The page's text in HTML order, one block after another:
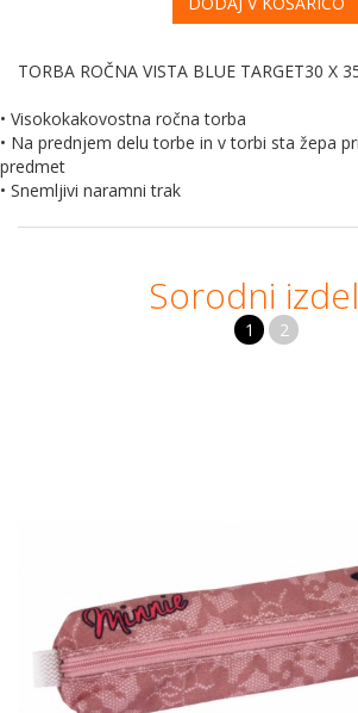
TORBA ROČNA VISTA BLUE TARGET30 X
• Visokokakovostna ročna torba
• Na prednjem delu torbe in v torbi sta žepa
predmet
• Snemljivi naramni trak
Sorodni
1 2